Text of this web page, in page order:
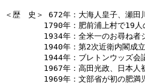
＜歴　史＞ 672年：大海人皇子、瀬田
1790年：肥前浦上村で19人の隠
1934年：全米一のお尋ね者ジョ
1940年：第2次近衛内閣成立。
1944年：ブレトンウッズ会議
1967年：高田光政、日本人初の
1969年：文部省が初の肥満児